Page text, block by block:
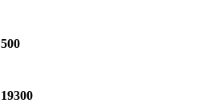
500
19300